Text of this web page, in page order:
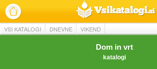
VSI KATALOGI DNEVNE VIKEND
Dom in vrt
katalogi